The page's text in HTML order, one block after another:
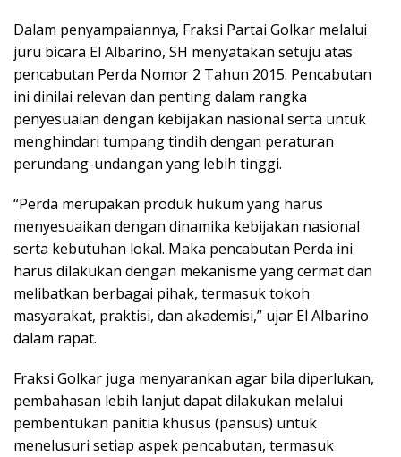
Dalam penyampaiannya, Fraksi Partai Golkar melalui
juru bicara El Albarino, SH menyatakan setuju atas
pencabutan Perda Nomor 2 Tahun 2015. Pencabutan
ini dinilai relevan dan penting dalam rangka
penyesuaian dengan kebijakan nasional serta untuk
menghindari tumpang tindih dengan peraturan
perundang-undangan yang lebih tinggi.
“Perda merupakan produk hukum yang harus
menyesuaikan dengan dinamika kebijakan nasional
serta kebutuhan lokal. Maka pencabutan Perda ini
harus dilakukan dengan mekanisme yang cermat dan
melibatkan berbagai pihak, termasuk tokoh
masyarakat, praktisi, dan akademisi,” ujar El Albarino
dalam rapat.
Fraksi Golkar juga menyarankan agar bila diperlukan,
pembahasan lebih lanjut dapat dilakukan melalui
pembentukan panitia khusus (pansus) untuk
menelusuri setiap aspek pencabutan, termasuk